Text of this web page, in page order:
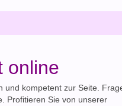
online
und kompetent zur Seite.
Profitieren Sie von unserer